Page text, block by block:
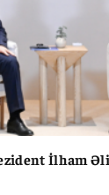
İlham